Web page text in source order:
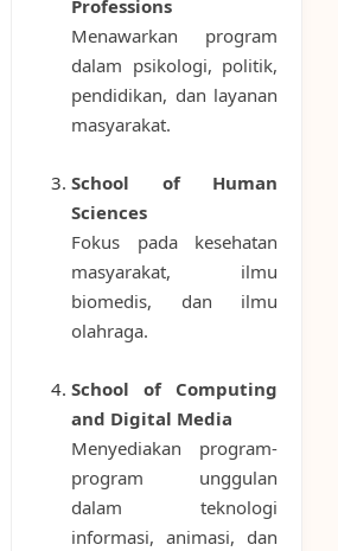
Professions
Menawarkan program
dalam psikologi, politik,
pendidikan, dan layanan
masyarakat.
School of Human
Sciences
Fokus pada kesehatan
masyarakat, ilmu
biomedis, dan ilmu
olahraga.
School of Computing
and Digital Media
Menyediakan program-
program unggulan
dalam teknologi
informasi, animasi, dan